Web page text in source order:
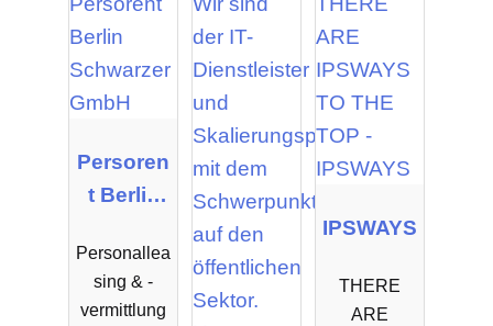
Persoren
t Berlin
er GmbH
Personallea
sing & -
vermittlung
IPSWAYS
THERE
ARE